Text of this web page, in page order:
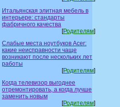
Итальянская элитная мебель в
интерьере: стандарты
фабричного качества
[Родителям]
Слабые места ноутбуков Acer:
какие неисправности чаще
возникают после нескольких лет
работы
[Родителям]
Когда телевизор выгоднее
отремонтировать, а когда лучше
заменить новым
[Родителям]